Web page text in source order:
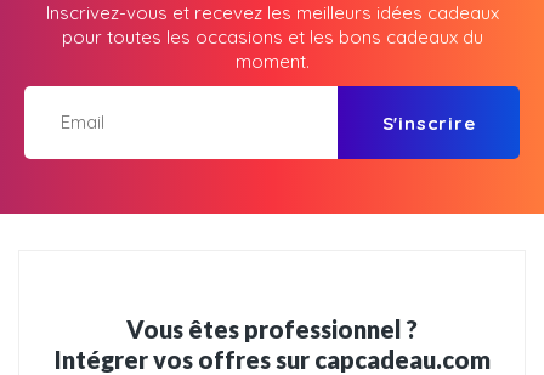
Inscrivez-vous et recevez les meilleurs idées cadeaux
pour toutes les occasions et les bons cadeaux du
moment.
S'inscrire
Vous êtes professionnel ?
Intégrer vos offres sur capcadeau.com